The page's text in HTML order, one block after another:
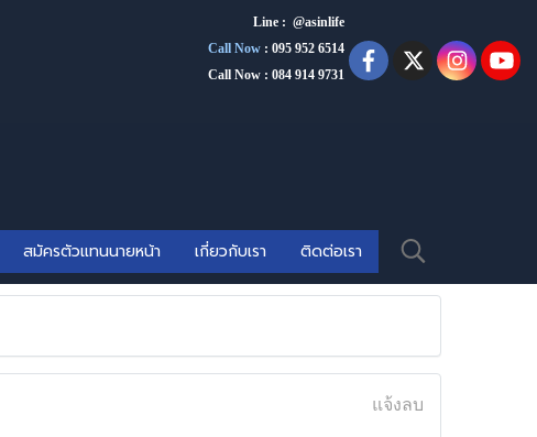
Line : @asinlife
Call Now : 095 952 6514
Call Now : 084 914 9731
สมัครตัวแทนนายหน้า เกี่ยวกับเรา ติดต่อเรา
แจ้งลบ